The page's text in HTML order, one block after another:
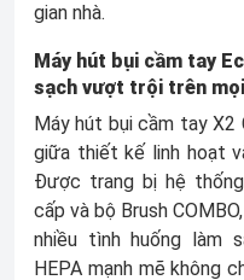
gian nhà.
Máy hút bụi cầm tay
sạch vượt trội trên
Máy hút bụi cầm tay X2
giữa thiết kế linh hoạt
Được trang bị hệ
cấp và bộ Brush
nhiều tình huống làm
HEPA mạnh mẽ không